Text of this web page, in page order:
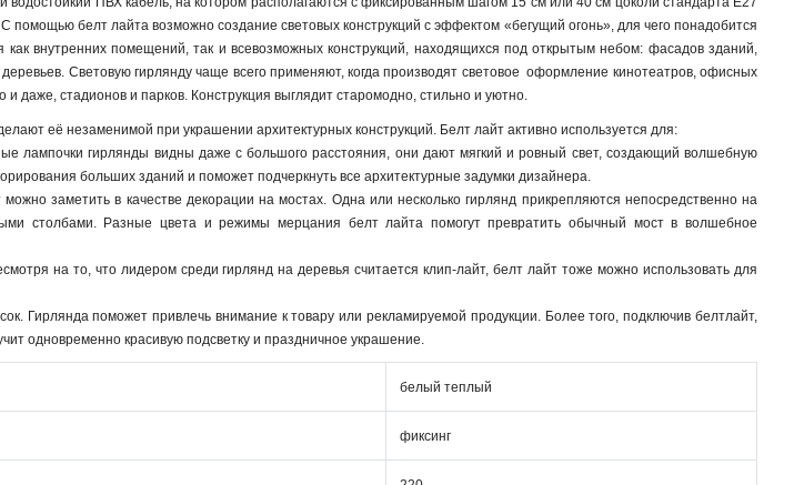
помощью белт лайта возможно создание световых конструкций с эффектом «бегущий огонь», для чего понадобится
внутренних помещений, так и всевозможных конструкций, находящихся под открытым небом: фасадов зданий,
Световую гирлянду чаще всего применяют, когда производят световое оформление кинотеатров, офисных
и даже, стадионов и парков. Конструкция выглядит старомодно, стильно и уютно.
её незаменимой при украшении архитектурных конструкций. Белт лайт активно используется для:
лампочки гирлянды видны даже с большого расстояния, они дают мягкий и ровный свет, создающий волшебную
больших зданий и поможет подчеркнуть все архитектурные задумки дизайнера.
заметить в качестве декорации на мостах. Одна или несколько гирлянд прикрепляются непосредственно на
столбами. Разные цвета и режимы мерцания белт лайта помогут превратить обычный мост в волшебное
на то, что лидером среди гирлянд на деревья считается клип-лайт, белт лайт тоже можно использовать для
Гирлянда поможет привлечь внимание к товару или рекламируемой продукции. Более того, подключив белтлайт,
одновременно красивую подсветку и праздничное украшение.
белый теплый
фиксинг